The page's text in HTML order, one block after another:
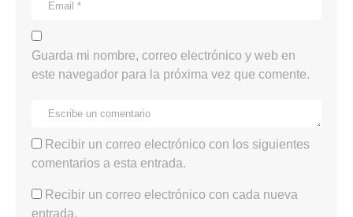
Guarda mi nombre, correo electrónico y web en
este navegador para la próxima vez que comente.
Recibir un correo electrónico con los siguientes
comentarios a esta entrada.
Recibir un correo electrónico con cada nueva
entrada.